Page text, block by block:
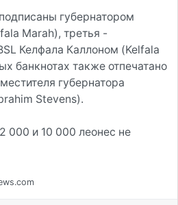
губернатором
Marah), третья -
Келфала Каллоном (Kelfala
банкнотах также отпечатано
губернатора
Stevens).
000 и 10 000 леонес не